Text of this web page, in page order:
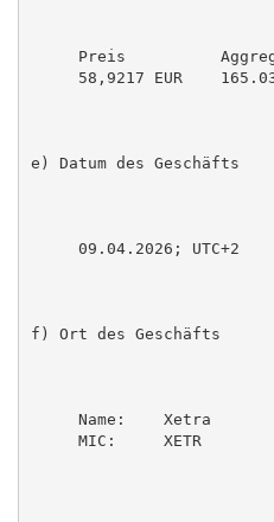
Preis
58,9217 EUR
e) Datum des Geschäfts
     09.04.2026; UTC+2
f) Ort des Geschäfts
     Name:    Xetra
     MIC:     XETR